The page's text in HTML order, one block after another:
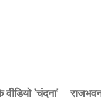
’चंदना’